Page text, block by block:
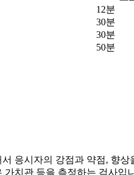
12분
30분
30분
50분
응시자의 강점과 약점, 향상
치관 등을 측정하는 검사입